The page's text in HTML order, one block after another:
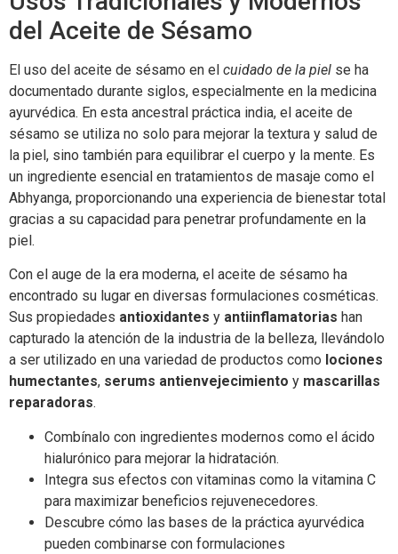
del Aceite de Sésamo
El uso del aceite de sésamo en el cuidado de la piel se ha
documentado durante siglos, especialmente en la medicina
ayurvédica. En esta ancestral práctica india, el aceite de
sésamo se utiliza no solo para mejorar la textura y salud de
la piel, sino también para equilibrar el cuerpo y la mente. Es
un ingrediente esencial en tratamientos de masaje como el
Abhyanga, proporcionando una experiencia de bienestar total
gracias a su capacidad para penetrar profundamente en la
piel.
Con el auge de la era moderna, el aceite de sésamo ha
encontrado su lugar en diversas formulaciones cosméticas.
Sus propiedades antioxidantes y antiinflamatorias han
capturado la atención de la industria de la belleza, llevándolo
a ser utilizado en una variedad de productos como lociones
humectantes, serums antienvejecimiento y mascarillas
reparadoras.
Combínalo con ingredientes modernos como el ácido
hialurónico para mejorar la hidratación.
Integra sus efectos con vitaminas como la vitamina C
para maximizar beneficios rejuvenecedores.
Descubre cómo las bases de la práctica ayurvédica
pueden combinarse con formulaciones